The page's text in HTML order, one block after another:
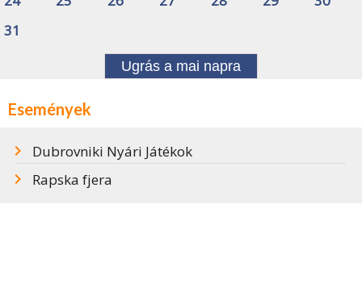
31
Ugrás a mai napra
Események
Dubrovniki Nyári Játékok
Rapska fjera